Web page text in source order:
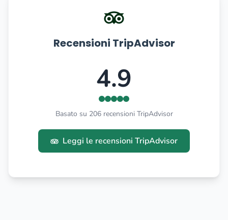
Recensioni TripAdvisor
4.9
Basato su 206 recensioni TripAdvisor
Leggi le recensioni TripAdvisor